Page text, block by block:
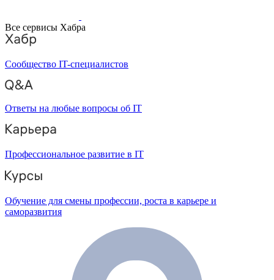
Все сервисы Хабра
Сообщество IT-специалистов
Ответы на любые вопросы об IT
Профессиональное развитие в IT
Обучение для смены профессии, роста в карьере и
саморазвития